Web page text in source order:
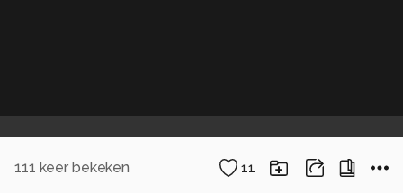
111 keer bekeken 11